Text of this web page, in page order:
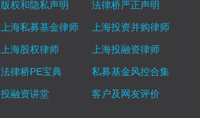
版权和隐私声明
法律桥严正声明
上海私募基金律师
上海投资并购律师
上海股权律师
上海投融资律师
法律桥PE宝典
私募基金风控合集
投融资讲堂
客户及网友评价